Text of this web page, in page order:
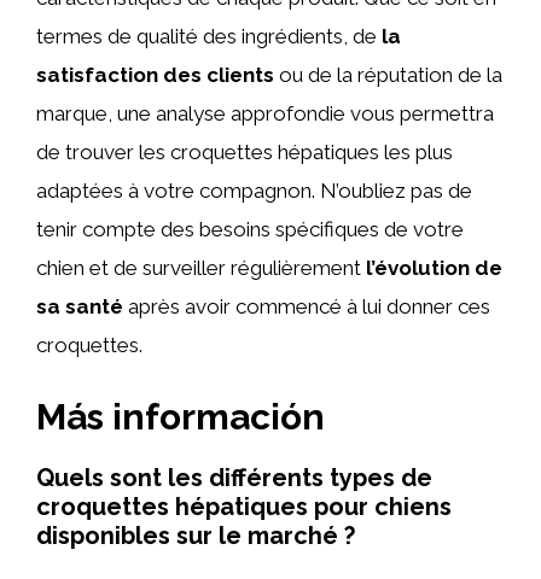
termes de qualité des ingrédients, de la
satisfaction des clients ou de la réputation de la
marque, une analyse approfondie vous permettra
de trouver les croquettes hépatiques les plus
adaptées à votre compagnon. N’oubliez pas de
tenir compte des besoins spécifiques de votre
chien et de surveiller régulièrement l’évolution de
sa santé après avoir commencé à lui donner ces
croquettes.
Más información
Quels sont les différents types de
croquettes hépatiques pour chiens
disponibles sur le marché ?